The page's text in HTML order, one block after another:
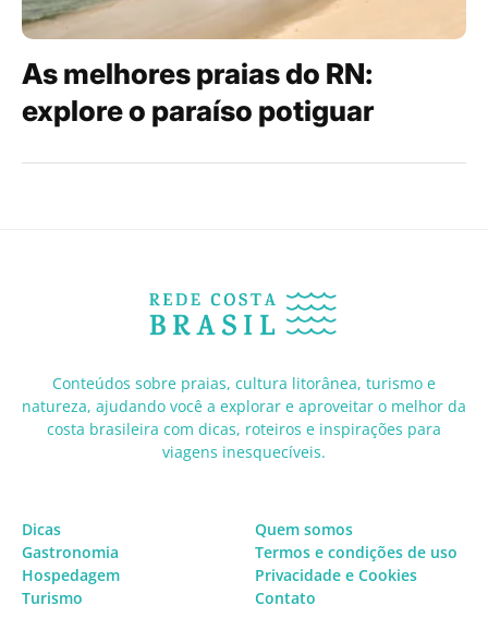
As melhores praias do RN:
explore o paraíso potiguar
Conteúdos sobre praias, cultura litorânea, turismo e
natureza, ajudando você a explorar e aproveitar o melhor da
costa brasileira com dicas, roteiros e inspirações para
viagens inesquecíveis.
Dicas
Gastronomia
Hospedagem
Turismo
Quem somos
Termos e condições de uso
Privacidade e Cookies
Contato